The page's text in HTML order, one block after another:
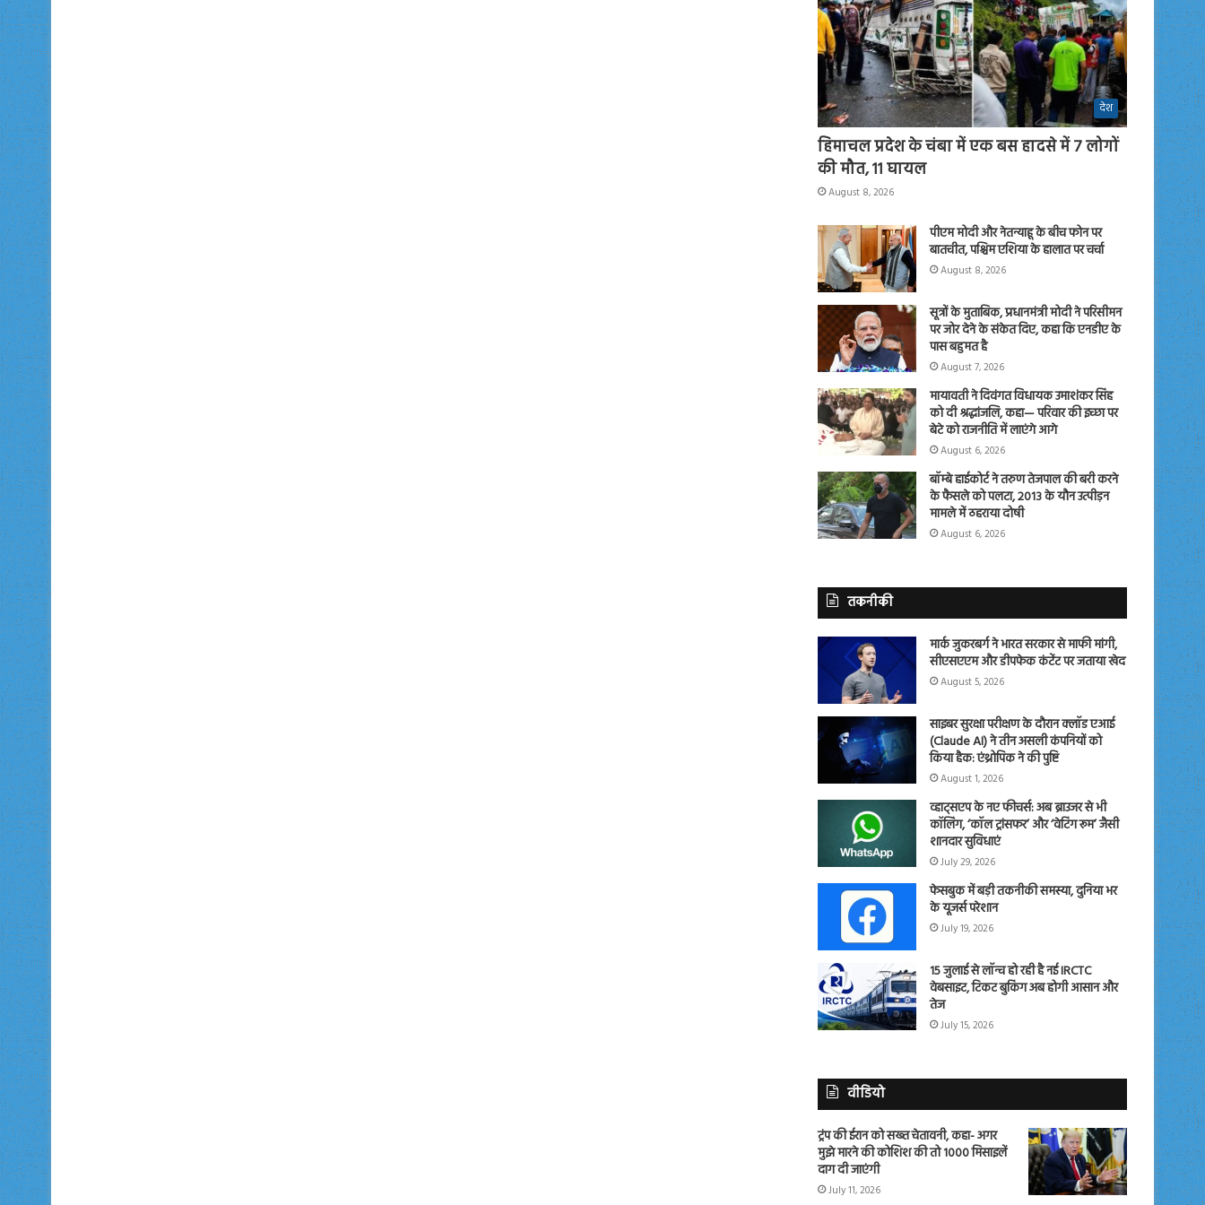
देश
हिमाचल प्रदेश के चंबा में एक बस हादसे में 7 लोगों
की मौत, 11 घायल
August 8, 2026
पीएम मोदी और नेतन्याहू के बीच फोन पर
बातचीत, पश्चिम एशिया के हालात पर चर्चा
August 8, 2026
सूत्रों के मुताबिक, प्रधानमंत्री मोदी ने परिसीमन
पर जोर देने के संकेत दिए, कहा कि एनडीए के
पास बहुमत है
August 7, 2026
मायावती ने दिवंगत विधायक उमाशंकर सिंह
को दी श्रद्धांजलि, कहा— परिवार की इच्छा पर
बेटे को राजनीति में लाएंगे आगे
August 6, 2026
बॉम्बे हाईकोर्ट ने तरुण तेजपाल की बरी करने
के फैसले को पलटा, 2013 के यौन उत्पीड़न
मामले में ठहराया दोषी
August 6, 2026
तकनीकी
मार्क जुकरबर्ग ने भारत सरकार से माफी मांगी,
सीएसएएम और डीपफेक कंटेंट पर जताया खेद
August 5, 2026
साइबर सुरक्षा परीक्षण के दौरान क्लॉड एआई
(Claude AI) ने तीन असली कंपनियों को
किया हैक: एंथ्रोपिक ने की पुष्टि
August 1, 2026
व्हाट्सएप के नए फीचर्स: अब ब्राउजर से भी
कॉलिंग, ‘कॉल ट्रांसफर’ और ‘वेटिंग रूम’ जैसी
शानदार सुविधाएं
July 29, 2026
फेसबुक में बड़ी तकनीकी समस्या, दुनिया भर
के यूजर्स परेशान
July 19, 2026
15 जुलाई से लॉन्च हो रही है नई IRCTC
वेबसाइट, टिकट बुकिंग अब होगी आसान और
तेज
July 15, 2026
वीडियो
ट्रंप की ईरान को सख्त चेतावनी, कहा- अगर
मुझे मारने की कोशिश की तो 1000 मिसाइलें
दाग दी जाएंगी
July 11, 2026